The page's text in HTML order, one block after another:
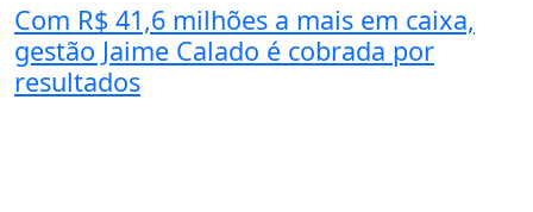
Com R$ 41,6 milhões a mais em caixa,
gestão Jaime Calado é cobrada por
resultados